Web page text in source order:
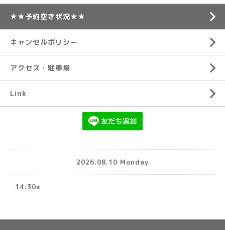
★★予約空き状況★★
キャンセルポリシー
アクセス・駐車場
Link
2026.08.10 Monday
14:30×